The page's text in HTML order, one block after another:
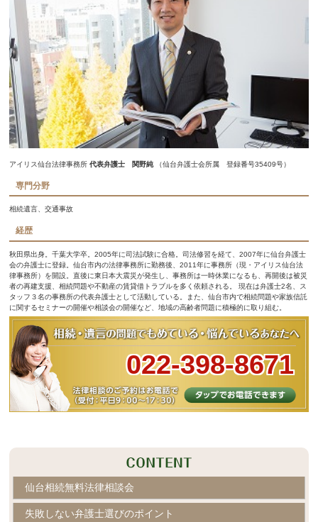
アイリス仙台法律事務所代表弁護士 関野純 （仙台弁護士会所属 登録番号35409号）
専門分野
相続遺言、交通事故
経歴
秋田県出身。千葉大学卒。2005年に司法試験に合格。司法修習を経て、2007年に仙台弁護士
会の弁護士に登録。仙台市内の法律事務所に勤務後、2011年に事務所（現・アイリス仙台法
律事務所）を開設。直後に東日本大震災が発生し、事務所は一時休業になるも、再開後は被災
者の再建支援、相続問題や不動産の賃貸借トラブルを多く依頼される。 現在は弁護士2名、ス
タッフ３名の事務所の代表弁護士として活動している。また、仙台市内で相続問題や家族信託
に関するセミナーの開催や相談会の開催など、地域の高齢者問題に積極的に取り組む。
022-398-8671
仙台相続無料法律相談会
失敗しない弁護士選びのポイント